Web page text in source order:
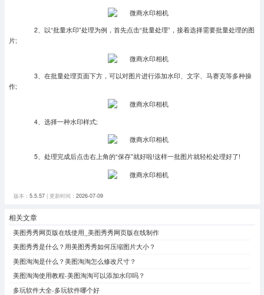
2、以“批量水印”处理为例，首先点击“批量处理”，接着选择需要批量处理的图
片;
3、在批量处理页面下方，可以对图片进行添加水印、文字、马赛克等多种操
作;
4、选择一种水印样式;
5、处理完成后点击右上角的“保存”就好啦!这样一批图片就轻松处理好了!
版本： 5.5.57| 更新时间： 2026-07-09
相关文章
美图秀秀网页版在线使用_美图秀秀网页版在线制作
美图秀秀是什么？用美图秀秀如何压缩图片大小？
美图淘淘是什么？美图淘淘怎么修改尺寸？
美图淘淘使用教程-美图淘淘可以添加水印吗？
多玩软件大全-多玩软件哪个好